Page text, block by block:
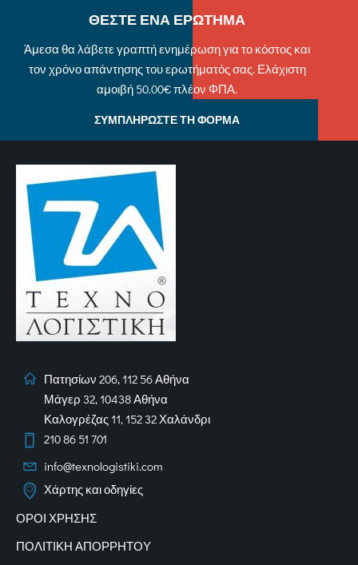
ΘΕΣΤΕ ΕΝΑ ΕΡΩΤΗΜΑ
Άμεσα θα λάβετε γραπτή ενημέρωση για το κόστος και
τον χρόνο απάντησης του ερωτήματός σας. Ελάχιστη
αμοιβή 50.00€ πλέον ΦΠΑ.
ΣΥΜΠΛΗΡΩΣΤΕ ΤΗ ΦΟΡΜΑ
Πατησίων 206, 112 56 Αθήνα
Μάγερ 32, 10438 Αθήνα
Καλογρέζας 11, 152 32 Χαλάνδρι
210 86 51 701
info@texnologistiki.com
Χάρτης και οδηγίες
ΟΡΟΙ ΧΡΗΣΗΣ
ΠΟΛΙΤΙΚΗ ΑΠΟΡΡΗΤΟΥ